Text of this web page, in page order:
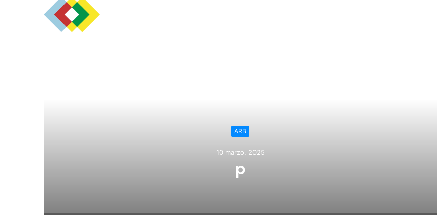
ARB
10 marzo, 2025
p